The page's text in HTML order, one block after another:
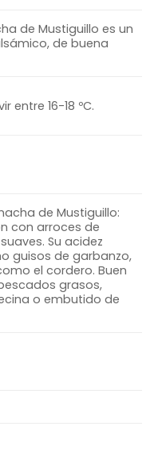
de Mustiguillo es un
de buena
entre 16-18 ºC.
de Mustiguillo:
con arroces de
Su acidez
guisos de garbanzo,
el cordero. Buen
grasos,
o embutido de